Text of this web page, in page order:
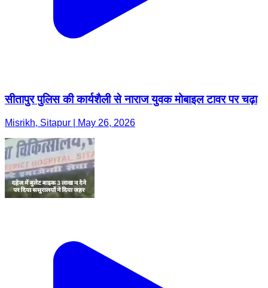
सीतापुर पुलिस की कार्यशैली से नाराज युवक मोबाइल टावर पर चढ़ा
Misrikh, Sitapur | May 26, 2026